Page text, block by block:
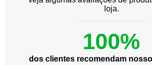
loja.
100%
dos clientes recomendam